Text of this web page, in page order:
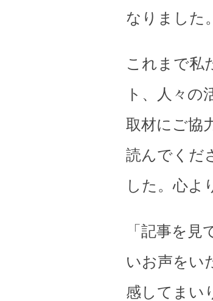
なりました。
これまで私
ト、人々の
取材にご協
読んでくだ
した。心よ
「記事を
いお声をい
感してまい